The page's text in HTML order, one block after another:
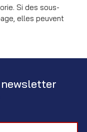
Si des sous-
elles peuvent